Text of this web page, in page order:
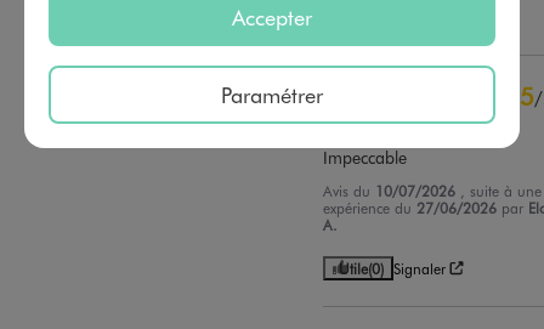
5/
Avis vérifié et récompensé
Impeccable
Avis du 10/07/2026
, suite à une
expérience du 27/06/2026 par
A.
Utile(0) Signaler
Accepter
Paramétrer